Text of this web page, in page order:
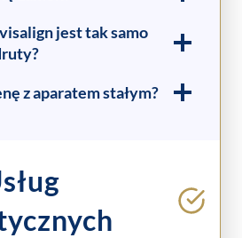
jest tak samo
z aparatem stałym?